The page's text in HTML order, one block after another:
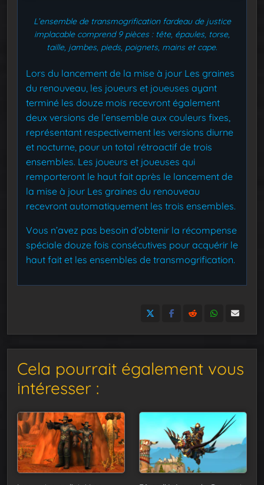
L’ensemble de transmogrification fardeau de justice
implacable comprend 9 pièces : tête, épaules, torse,
taille, jambes, pieds, poignets, mains et cape.
Lors du lancement de la mise à jour Les graines
du renouveau, les joueurs et joueuses ayant
terminé les douze mois recevront également
deux versions de l’ensemble aux couleurs fixes,
représentant respectivement les versions diurne
et nocturne, pour un total rétroactif de trois
ensembles. Les joueurs et joueuses qui
remporteront le haut fait après le lancement de
la mise à jour Les graines du renouveau
recevront automatiquement les trois ensembles.
Vous n’avez pas besoin d’obtenir la récompense
spéciale douze fois consécutives pour acquérir le
haut fait et les ensembles de transmogrification.
Cela pourrait également vous
intéresser :